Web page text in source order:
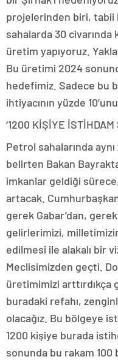
projelerinden biri, tabii
sahalarda 30 civarında
üretim yapıyoruz.
Bu üretimi 2024
hedefimiz. Sadece bu
ihtiyacının yüzde
‘1200 KİŞİYE İSTİHDAM
Petrol sahalarında
belirten Bakan
imkanlar geldiği
artacak.
gerek Gabar’dan,
gelirlerimizi,
edilmesi ile alakalı bir
Meclisimizden geçti.
üretimimizi arttırdıkça
buradaki refahı,
olacağız. Bu bölgeye
1200 kişiye burada
sonunda bu rakam 100